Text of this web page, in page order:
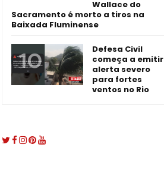
Wallace do
Sacramento é morto a tiros na
Baixada Fluminense
Defesa Civil
começa a emitir
alerta severo
para fortes
ventos no Rio